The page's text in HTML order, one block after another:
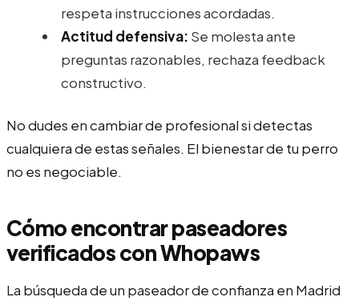
respeta instrucciones acordadas.
Actitud defensiva: Se molesta ante
preguntas razonables, rechaza feedback
constructivo.
No dudes en cambiar de profesional si detectas
cualquiera de estas señales. El bienestar de tu perro
no es negociable.
Cómo encontrar paseadores
verificados con Whopaws
La búsqueda de un paseador de confianza en Madrid